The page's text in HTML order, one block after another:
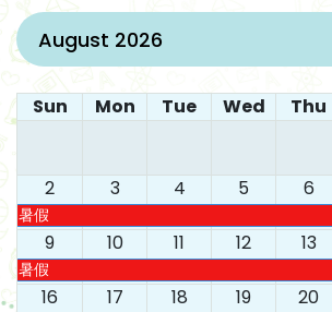
August 2026
Sun Mon Tue Wed Thu
2 3 4 5 6
暑假
9 10 11 12 13
暑假
16 17 18 19 20